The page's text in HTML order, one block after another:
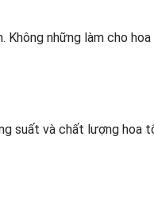
những làm cho
suất và chất lượng hoa